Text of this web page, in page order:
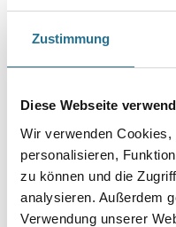
Zustimmung
Diese Webseite
Wir verwenden
personalisieren,
zu können und die
analysieren. Außerdem
Verwendung unserer
Breite in centimeter
Umrechnungsfaktoren